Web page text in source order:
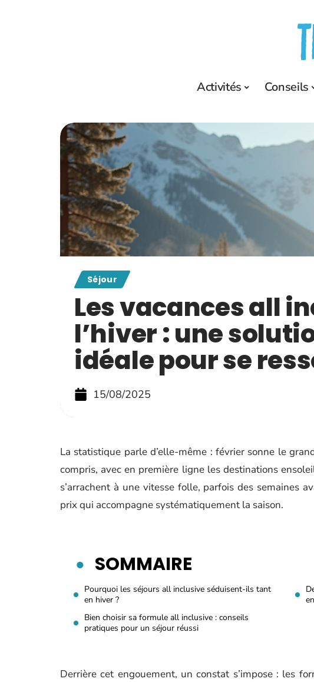
Activités Conseils
Séjour
Les vacances all
l’hiver : une
idéale pour se
15/08/2025
La statistique parle d’elle-même : février sonne le
compris, avec en première ligne les destinations
s’arrachent à une vitesse folle, parfois des semaines
prix qui accompagne systématiquement la saison.
SOMMAIRE
Pourquoi les séjours all inclusive séduisent-ils tant
en hiver ?
Bien choisir sa formule all inclusive : conseils
pratiques pour un séjour réussi
Derrière cet engouement, un constat s’impose : les